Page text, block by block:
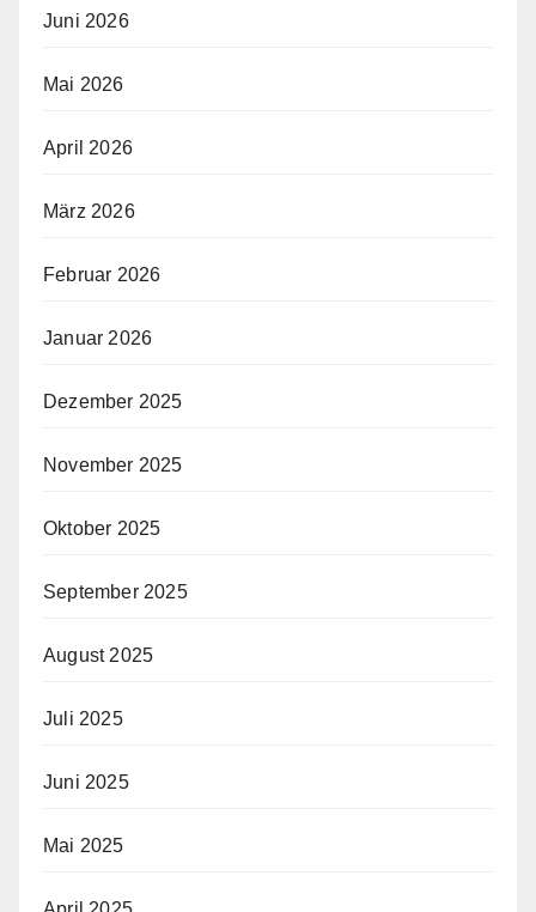
Juni 2026
Mai 2026
April 2026
März 2026
Februar 2026
Januar 2026
Dezember 2025
November 2025
Oktober 2025
September 2025
August 2025
Juli 2025
Juni 2025
Mai 2025